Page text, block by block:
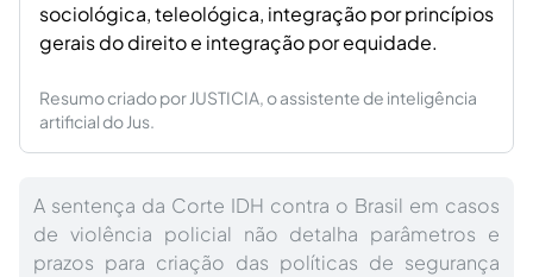
sociológica, teleológica, integração por princípios
gerais do direito e integração por equidade.
Resumo criado por JUSTICIA, o assistente de inteligência
artificial do Jus.
A sentença da Corte IDH contra o Brasil em casos
de violência policial não detalha parâmetros e
prazos para criação das políticas de segurança